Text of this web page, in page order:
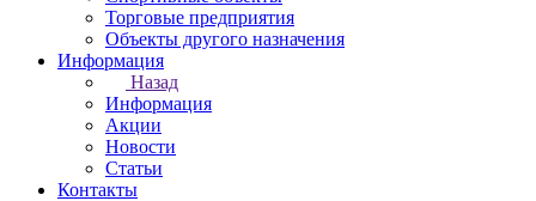
Торговые предприятия
Объекты другого назначения
Информация
Назад
Информация
Акции
Новости
Статьи
Контакты